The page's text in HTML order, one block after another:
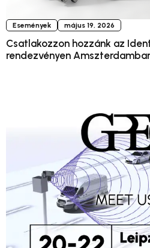
Események május 19, 2026
Csatlakozzon hozzánk az
rendezvényen